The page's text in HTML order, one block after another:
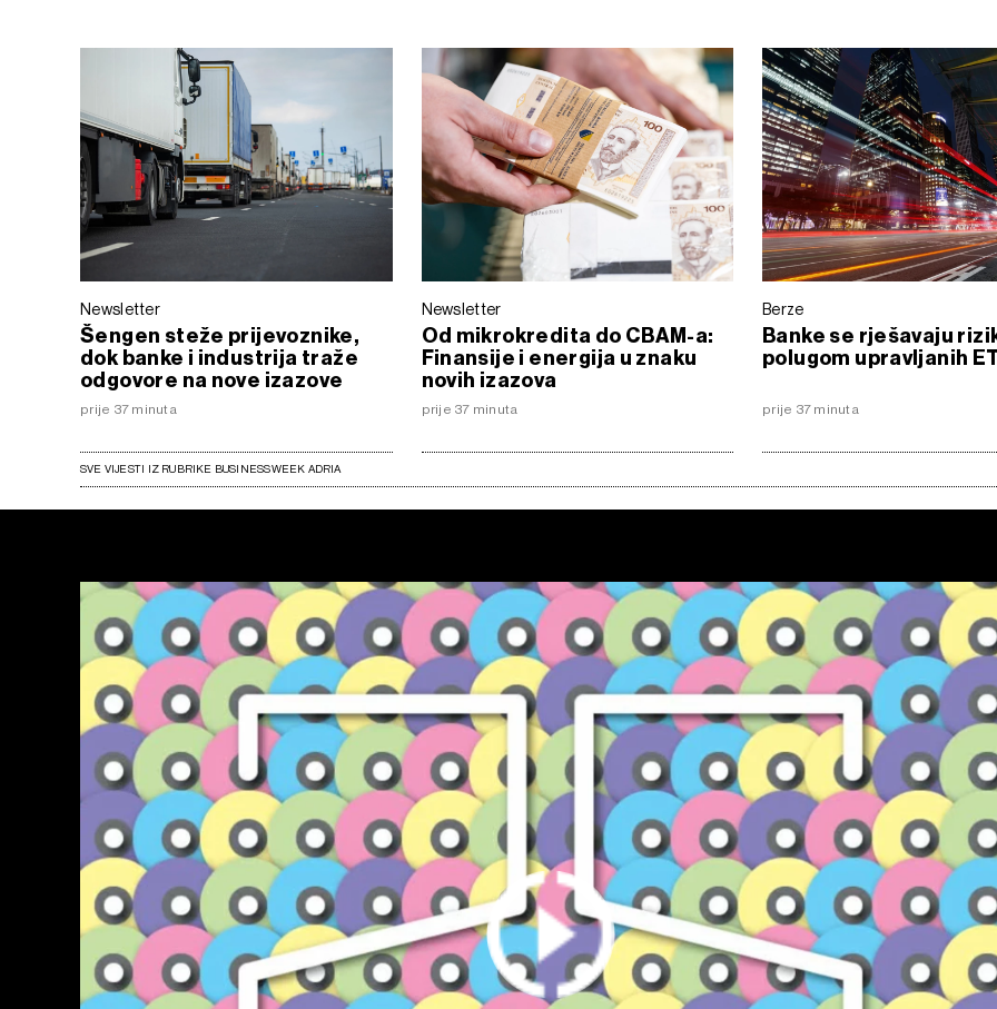
Newsletter
Šengen steže prijevoznike,
dok banke i industrija traže
odgovore na nove izazove
prije 37 minuta
Newsletter
Od mikrokredita do CBAM-a:
Finansije i energija u znaku
novih izazova
prije 37 minuta
Berze
Banke se rješavaju
polugom upravljanih
prije 37 minuta
SVE VIJESTI IZ RUBRIKE BUSINESSWEEK ADRIA